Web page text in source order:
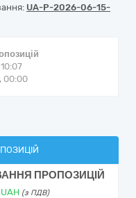
UA-P-2026-06-15-
00:00
ПРОПОЗИЦІЙ
UAH (з ПДВ)